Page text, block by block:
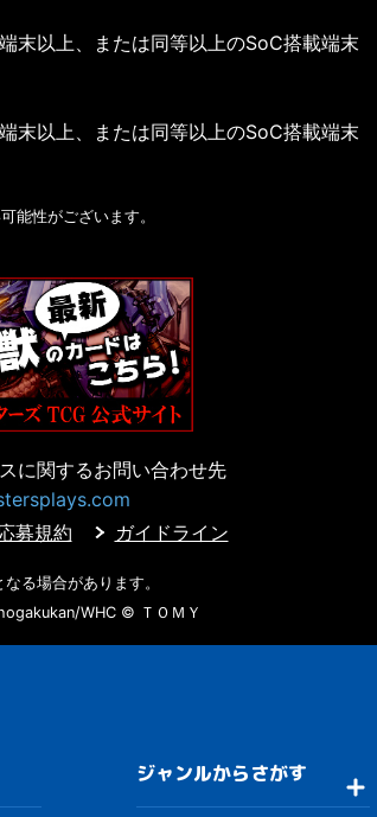
末以上、または同等以上のSoC搭載端末
末以上、または同等以上のSoC搭載端末
能性がございます。
に関するお問い合わせ先
募規約 ガイドライン
る場合があります。
WHC © ＴＯＭＹ
ジャンルからさがす